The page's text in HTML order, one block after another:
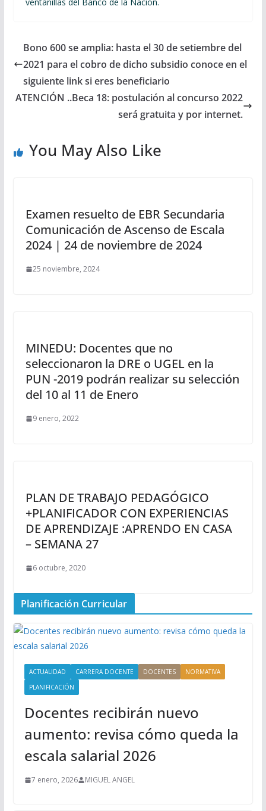
Bono 600 se amplia: hasta el 30 de setiembre del
2021 para el cobro de dicho subsidio conoce en el
siguiente link si eres beneficiario
ATENCIÓN ..Beca 18: postulación al concurso 2022
será gratuita y por internet.
You May Also Like
Examen resuelto de EBR Secundaria
Comunicación de Ascenso de Escala
2024 | 24 de noviembre de 2024
25 noviembre, 2024
MINEDU: Docentes que no
seleccionaron la DRE o UGEL en la
PUN -2019 podrán realizar su selección
del 10 al 11 de Enero
9 enero, 2022
PLAN DE TRABAJO PEDAGÓGICO
+PLANIFICADOR CON EXPERIENCIAS
DE APRENDIZAJE :APRENDO EN CASA
– SEMANA 27
6 octubre, 2020
Planificación Curricular
ACTUALIDAD CARRERA DOCENTE DOCENTES
NORMATIVA
PLANIFICACIÓN
Docentes recibirán nuevo
aumento: revisa cómo queda la
escala salarial 2026
7 enero, 2026 MIGUEL ANGEL